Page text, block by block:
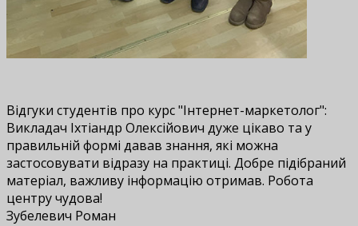
Відгуки студентів про курс "Інтернет-маркетолог":
Викладач Іхтіандр Олексійович дуже цікаво та у
правильній формі давав знання, які можна
застосовувати відразу на практиці. Добре підібраний
матеріал, важливу інформацію отримав. Робота
центру чудова!
Зубелевич Роман